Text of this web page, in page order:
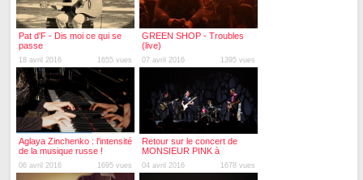
Pat d'F - Dis moi ce qui se
passe
18 avril 2016 1655 vues
GREEN SHOP - Troubles
(live)
07 avril 2016 1395 vues
Aglaya Zinchenko : l'intensité
de la musique russe !
06 avril 2016 1695 vues
Retour sur le concert de
MONSIEUR PINK à
Micropolis !
04 avril 2016 1678 vues